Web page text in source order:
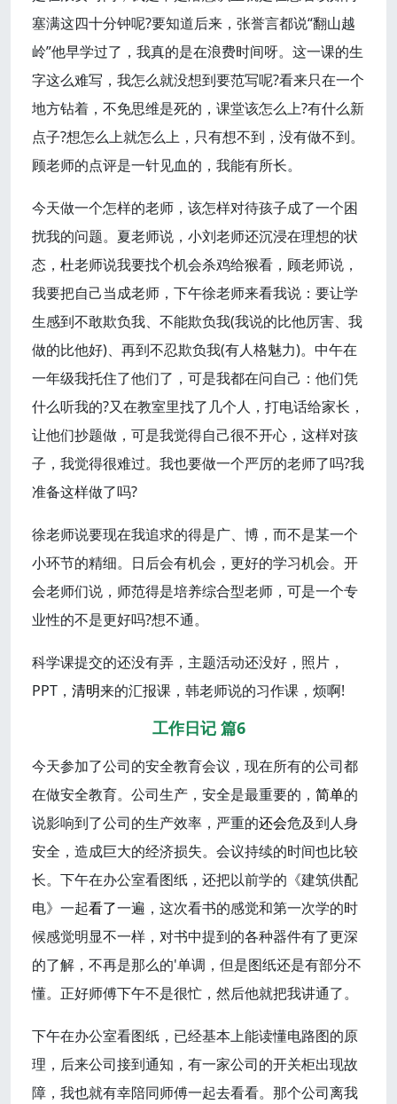
塞满这四十分钟呢?要知道后来，张誉言都说“翻山越
岭”他早学过了，我真的是在浪费时间呀。这一课的生
字这么难写，我怎么就没想到要范写呢?看来只在一个
地方钻着，不免思维是死的，课堂该怎么上?有什么新
点子?想怎么上就怎么上，只有想不到，没有做不到。
顾老师的点评是一针见血的，我能有所长。
今天做一个怎样的老师，该怎样对待孩子成了一个困
扰我的问题。夏老师说，小刘老师还沉浸在理想的状
态，杜老师说我要找个机会杀鸡给猴看，顾老师说，
我要把自己当成老师，下午徐老师来看我说：要让学
生感到不敢欺负我、不能欺负我(我说的比他厉害、我
做的比他好)、再到不忍欺负我(有人格魅力)。中午在
一年级我托住了他们了，可是我都在问自己：他们凭
什么听我的?又在教室里找了几个人，打电话给家长，
让他们抄题做，可是我觉得自己很不开心，这样对孩
子，我觉得很难过。我也要做一个严厉的老师了吗?我
准备这样做了吗?
徐老师说要现在我追求的得是广、博，而不是某一个
小环节的精细。日后会有机会，更好的学习机会。开
会老师们说，师范得是培养综合型老师，可是一个专
业性的不是更好吗?想不通。
科学课提交的还没有弄，主题活动还没好，照片，
PPT， 清明来的汇报课，韩老师说的习作课，烦啊!
工作日记 篇6
今天参加了公司的安全教育会议，现在所有的公司都
在做安全教育。公司生产，安全是最重要的， 简单的
说影响到了公司的生产效率，严重的还会危及到人身
安全，造成巨大的经济损失。会议持续的时间也比较
长。下午在办公室看图纸，还把以前学的《建筑供配
电》一起看了一遍，这次看书的感觉和第一次学的时
候感觉明显不一样，对书中提到的各种器件有了更深
的了解，不再是那么的'单调，但是图纸还是有部分不
懂。正好师傅下午不是很忙，然后他就把我讲通了。
下午在办公室看图纸，已经基本上能读懂电路图的原
理，后来公司接到通知，有一家公司的开关柜出现故
障，我也就有幸陪同师傅一起去看看。那个公司离我